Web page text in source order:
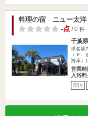
料理の宿 ニュー太洋
-点/ 0 件
千葉
求名駅
ＪＲ
海岸」
営業時
入浴料
宿泊